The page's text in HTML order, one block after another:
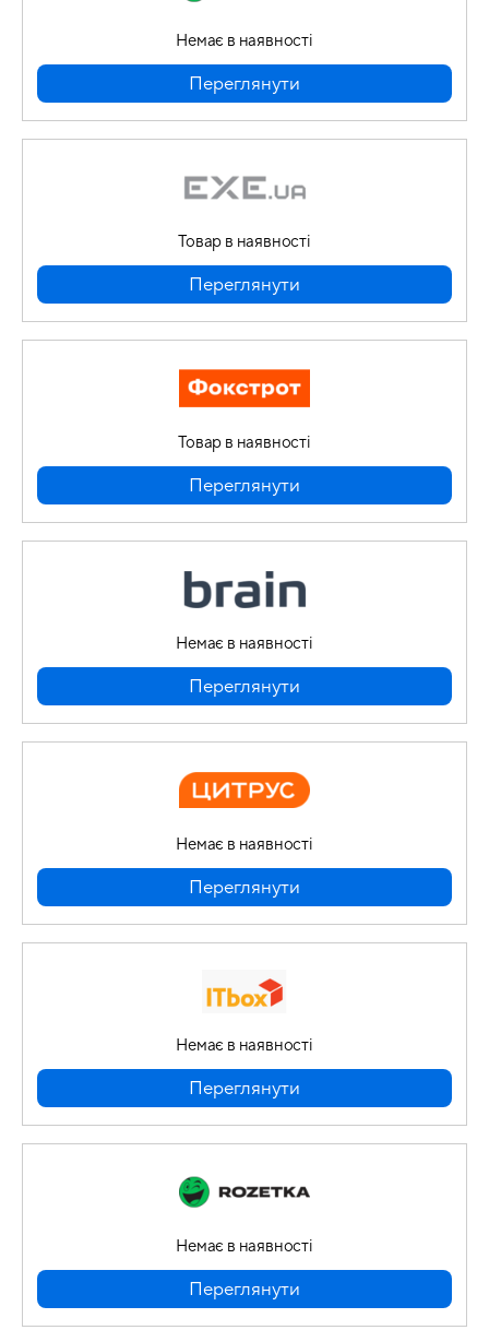
Немає в наявності
Переглянути
Товар в наявності
Переглянути
Товар в наявності
Переглянути
Немає в наявності
Переглянути
Немає в наявності
Переглянути
Немає в наявності
Переглянути
Немає в наявності
Переглянути